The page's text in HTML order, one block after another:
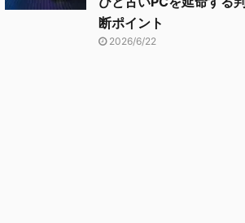
断ポイント
2026/6/22